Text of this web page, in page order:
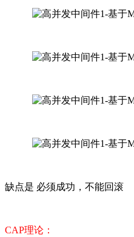
缺点是 必须成功，不能回滚
CAP理论：